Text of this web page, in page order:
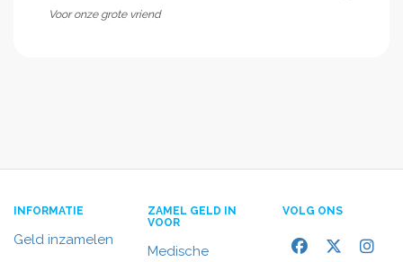
Voor onze grote vriend
INFORMATIE
Geld inzamelen
ZAMEL GELD IN
VOOR
Medische
VOLG ONS